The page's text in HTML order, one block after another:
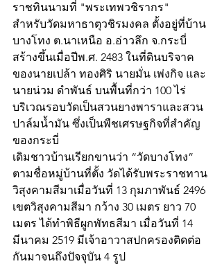
ราชทินนามที่ ​​​"พระเทพวชิรากร"
สำหรับวัดมหาธาตุวชิรมงคล ตั้งอยู่ที่บ้าน
บางโทง ต.นาเหนือ อ.อ่าวลึก จ.กระบี่
สร้างขึ้นเมื่อปีพ.ศ. 2483 ในที่ดินบริจาค
ของนายเปล้า ทองศิริ นายมั่น เพ่งกิจ และ
นายน่วม ดำพันธ์ บนพื้นที่กว่า 100 ไร่
บริเวณรอบวัดเป็นสวนยางพาราและสวน
ปาล์มน้ำมัน ซึ่งเป็นพืชเศรษฐกิจที่สำคัญ
ของกระบี่
เดิมชาวบ้านเรียกขานว่า “วัดบางโทง”
ตามชื่อหมู่บ้านที่ตั้ง วัดได้รับพระราชทาน
วิสุงคามสีมาเมื่อวันที่ 13 กุมภาพันธ์ 2496
เขตวิสุงคามสีมา กว้าง 30 เมตร ยาว 70
เมตร ได้ทำพิธีผูกพัทธสีมา เมื่อวันที่ 14
มีนาคม 2519 มีเจ้าอาวาสปกครองติดต่อ
กันมาจนถึงปัจจุบัน 4 รูป